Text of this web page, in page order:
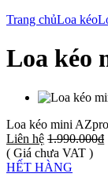
Trang chủLoa kéo
Loa kéo
Loa kéo mini
Liên hệ 1.990.000₫
( Giá chưa VAT )
HẾT HÀNG